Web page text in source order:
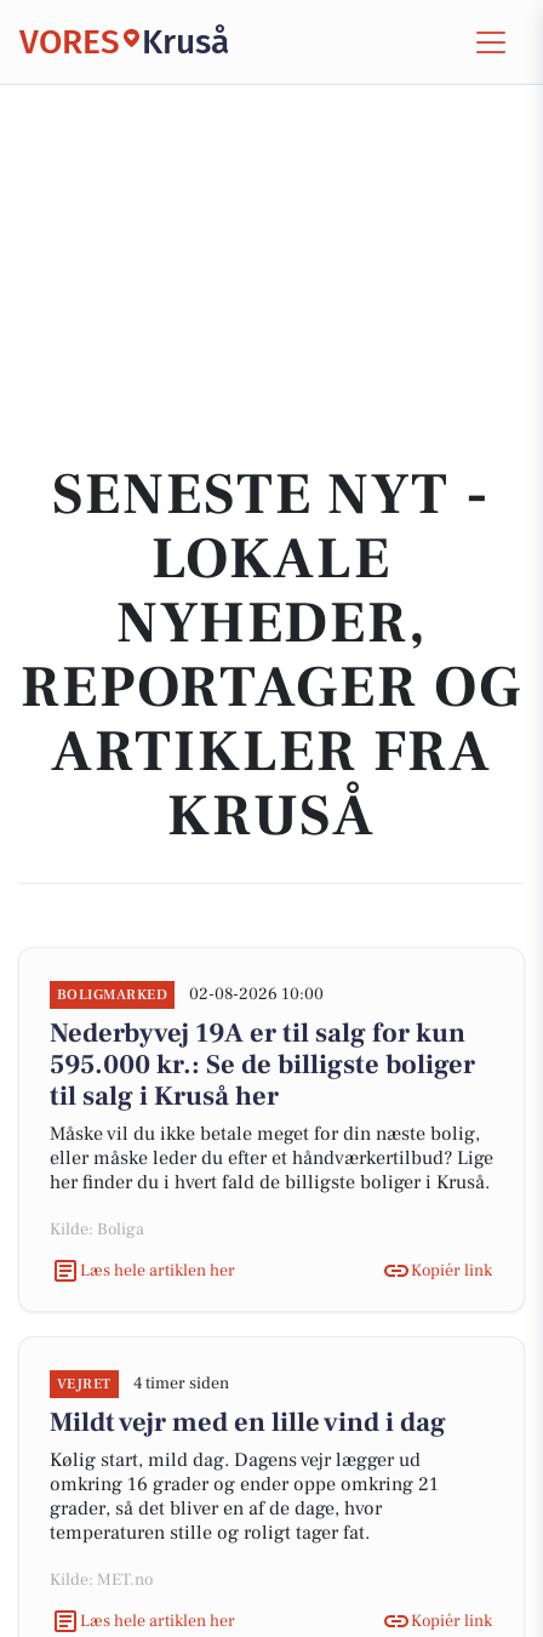
VORES Kruså
SENESTE NYT -
LOKALE
NYHEDER,
REPORTAGER OG
ARTIKLER FRA
KRUSÅ
BOLIGMARKED 02-08-2026 10:00
Nederbyvej 19A er til salg for kun
595.000 kr.: Se de billigste boliger
til salg i Kruså her
Måske vil du ikke betale meget for din næste bolig,
eller måske leder du efter et håndværkertilbud? Lige
her finder du i hvert fald de billigste boliger i Kruså.
Kilde: Boliga
Læs hele artiklen her
Kopiér link
VEJRET 4 timer siden
Mildt vejr med en lille vind i dag
Kølig start, mild dag. Dagens vejr lægger ud
omkring 16 grader og ender oppe omkring 21
grader, så det bliver en af de dage, hvor
temperaturen stille og roligt tager fat.
Kilde: MET.no
Læs hele artiklen her
Kopiér link